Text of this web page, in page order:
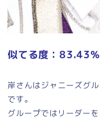
似てる度：83.43％
岸さんはジャニーズグ
です。
グループではリーダー